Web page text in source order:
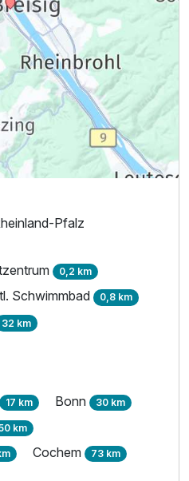
Pfalz
0,2 km
Schwimmbad 0,8 km
32 km
17 km Bonn 30 km
km
Cochem 73 km